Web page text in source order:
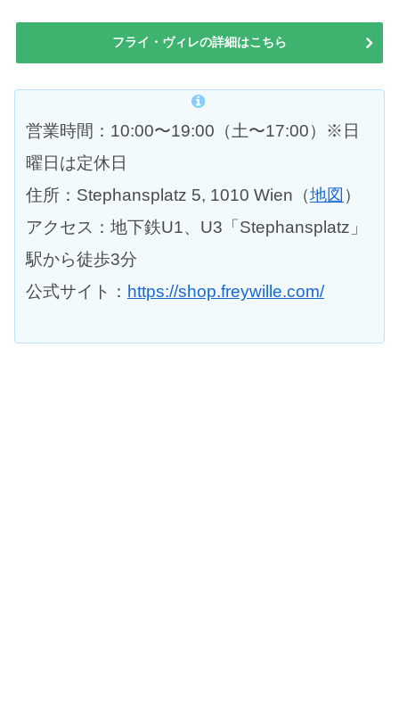
フライ・ヴィレの詳細はこちら
営業時間：10:00〜19:00（土〜17:00）※日
曜日は定休日
住所：Stephansplatz 5, 1010 Wien（地図 ）
アクセス：地下鉄U1、U3「Stephansplatz」
駅から徒歩3分
公式サイト： https://shop.freywille.com/